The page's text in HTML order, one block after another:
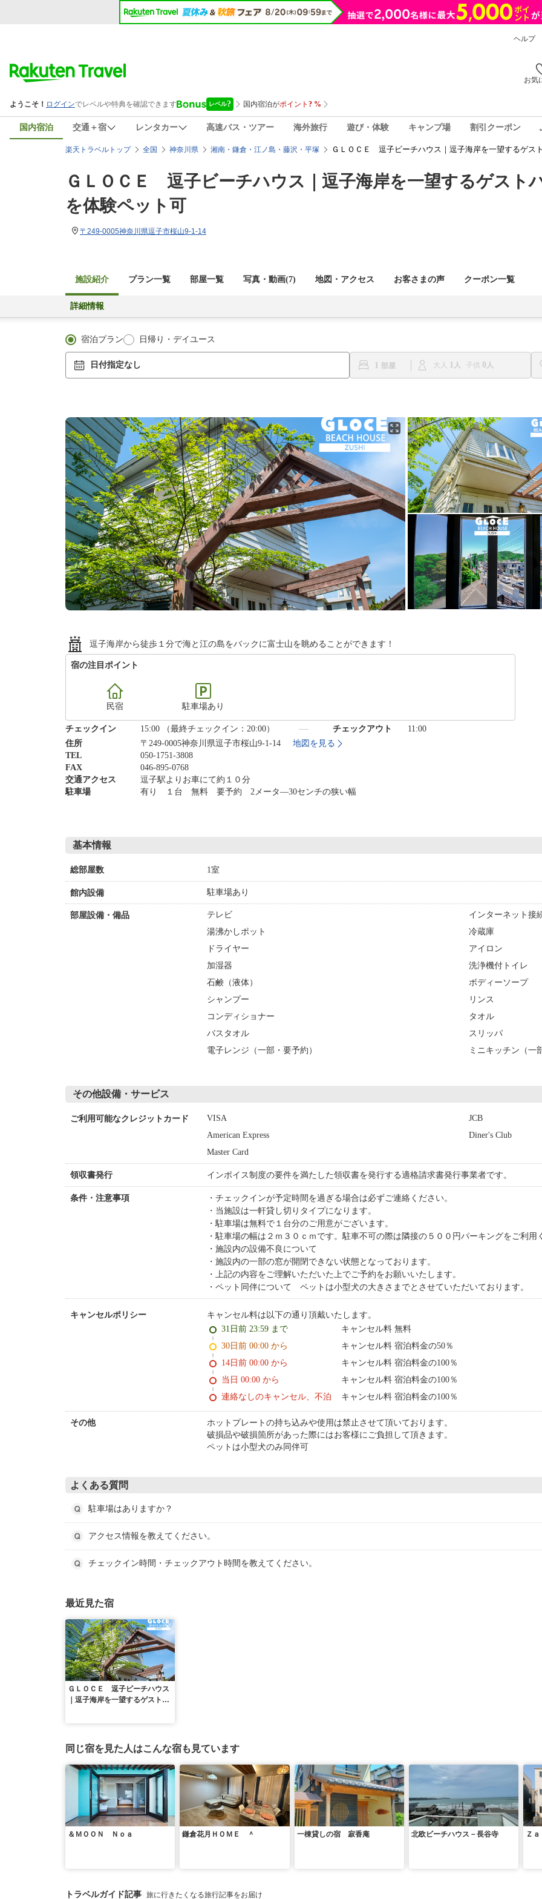
ヘルプ
お気
国内宿泊 交通＋宿 レンタカー 高速バス・ツアー 海外旅行 遊び・体験 キャンプ場 割引クーポン
楽天トラベルトップ 全国 神奈川県 湘南・鎌倉・江ノ島・藤沢・平塚 ＧＬＯＣＥ 逗子ビーチハウス｜逗子海岸を一望するゲス
ＧＬＯＣＥ 逗子ビーチハウス｜逗子海岸を一望するゲスト
を体験ペット可
〒249-0005神奈川県逗子市桜山9-1-14
施設紹介 プラン一覧 部屋一覧 写真・動画(7) 地図・アクセス お客さまの声 クーポン一覧
詳細情報
宿泊プラン 日帰り・デイユース
日付指定なし 1 大人 1 子供 0
逗子海岸から徒歩１分で海と江の島をバックに富士山を眺めることができます！
宿の注目ポイント
民宿 駐車場あり
チェックイン 15:00 （最終チェックイン：20:00） チェックアウト
11:00
住所
〒249-0005神奈川県逗子市桜山9-1-14
地図を見る
TEL
050-1751-3808
FAX
046-895-0768
交通アクセス
逗子駅よりお車にて約１０分
駐車場
有り １台 無料 要予約 2メータ―30センチの狭い幅
基本情報
総部屋数 1室
館内設備 駐車場あり
部屋設備・備品 テレビ
インターネット接
湯沸かしポット
冷蔵庫
ドライヤー
アイロン
加湿器
洗浄機付トイレ
石鹸（液体）
ボディーソープ
シャンプー
リンス
コンディショナー
タオル
バスタオル
スリッパ
電子レンジ（一部・要予約）
ミニキッチン（一
その他設備・サービス
ご利用可能なクレジットカード VISA
JCB
American Express
Diner's Club
Master Card
領収書発行 インボイス制度の要件を満たした領収書を発行する適格請求書発行事業者です。
条件・注意事項
チェックインが予定時間を過ぎる場合は必ずご連絡ください。
当施設は一軒貸し切りタイプになります。
駐車場は無料で１台分のご用意がございます。
駐車場の幅は２ｍ３０ｃｍです。駐車不可の際は隣接の５００円パーキングをご利用
施設内の設備不良について
施設内の一部の窓が開閉できない状態となっております。
上記の内容をご理解いただいた上でご予約をお願いいたします。
ペット同伴について ペットは小型犬の大きさまでとさせていただいております。
キャンセルポリシー キャンセル料は以下の通り頂戴いたします。
31日前 23:59 まで
キャンセル料 無料
30日前 00:00 から
キャンセル料 宿泊料金の50％
14日前 00:00 から
キャンセル料 宿泊料金の100％
当日 00:00 から
キャンセル料 宿泊料金の100％
連絡なしのキャンセル、不泊
キャンセル料 宿泊料金の100％
その他
ホットプレートの持ち込みや使用は禁止させて頂いております。
破損品や破損箇所があった際にはお客様にご負担して頂きます。
ペットは小型犬のみ同伴可
よくある質問
駐車場はありますか？
アクセス情報を教えてください。
チェックイン時間・チェックアウト時間を教えてください。
最近見た宿
ＧＬＯＣＥ 逗子ビーチハウス
｜逗子海岸を一望するゲストハ
同じ宿を見た人はこんな宿も見ています
＆ＭＯＯＮ Ｎｏａ 鎌倉花月ＨＯＭＥ ＾ 一棟貸しの宿 寂香庵 北欧ビーチハウス－長谷寺 Ｚ
トラベルガイド記事 旅に行きたくなる旅行記事をお届け